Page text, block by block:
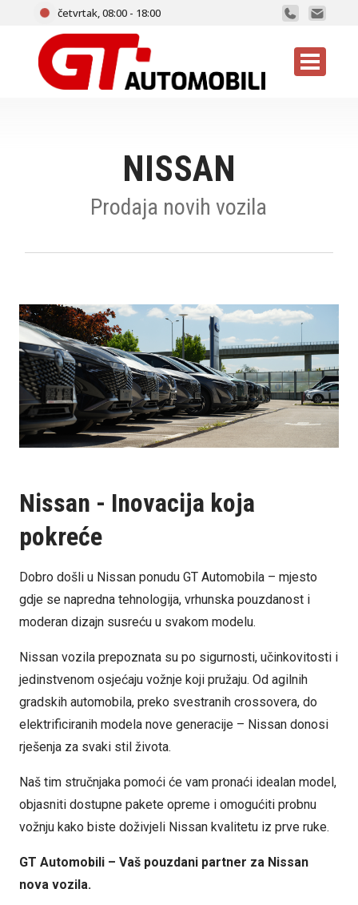
četvrtak, 08:00 - 18:00
NISSAN
Prodaja novih vozila
Nissan - Inovacija koja
pokreće
Dobro došli u Nissan ponudu GT Automobila – mjesto
gdje se napredna tehnologija, vrhunska pouzdanost i
moderan dizajn susreću u svakom modelu.
Nissan vozila prepoznata su po sigurnosti, učinkovitosti i
jedinstvenom osjećaju vožnje koji pružaju. Od agilnih
gradskih automobila, preko svestranih crossovera, do
elektrificiranih modela nove generacije – Nissan donosi
rješenja za svaki stil života.
Naš tim stručnjaka pomoći će vam pronaći idealan model,
objasniti dostupne pakete opreme i omogućiti probnu
vožnju kako biste doživjeli Nissan kvalitetu iz prve ruke.
GT Automobili – Vaš pouzdani partner za Nissan
nova vozila.